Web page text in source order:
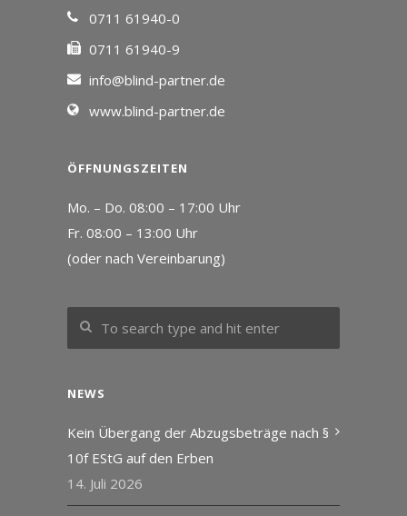
0711 61940-0
0711 61940-9
info@blind-partner.de
www.blind-partner.de
ÖFFNUNGSZEITEN
Mo. – Do. 08:00 – 17:00 Uhr
Fr. 08:00 – 13:00 Uhr
(oder nach Vereinbarung)
NEWS
Kein Übergang der Abzugsbeträge nach §
10f EStG auf den Erben
14. Juli 2026